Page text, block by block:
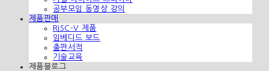
공부모임 동영상 강의
제품판매
RISC-V 제품
임베디드 보드
출판서적
기술교육
제품블로그